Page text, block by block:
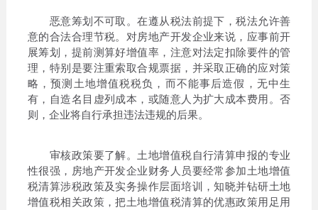
恶意筹划不可取。在遵从税法前提下，税法允许善
意的合法合理节税。对房地产开发企业来说，应事前开
展筹划，提前测算好增值率，注意对法定扣除要件的管
理，特别是要注重索取合规票据，并采取正确的应对策
略，预测土地增值税税负，而不能事后造假，无中生
有，自造名目虚列成本，或随意人为扩大成本费用。否
则，企业将自行承担违法违规的后果。
审核政策要了解。土地增值税自行清算申报的专业
性很强，房地产开发企业财务人员要经常参加土地增值
税清算涉税政策及实务操作层面培训，知晓并钻研土地
增值税相关政策，把土地增值税清算的优惠政策用足用